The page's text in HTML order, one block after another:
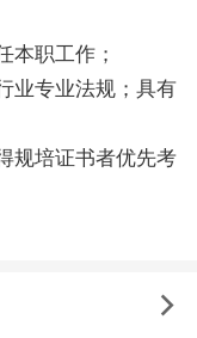
本职工作；
业专业法规；具有
规培证书者优先考